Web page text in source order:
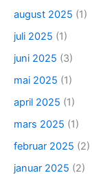
august 2025 (1)
juli 2025 (1)
juni 2025 (3)
mai 2025 (1)
april 2025 (1)
mars 2025 (1)
februar 2025 (2)
januar 2025 (2)